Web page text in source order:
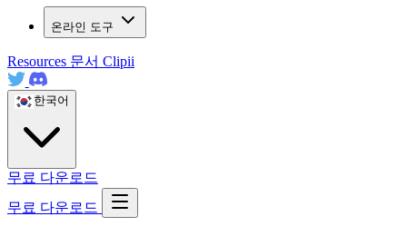
온라인 도구
Resources 문서 Clipii
한국어
무료 다운로드
무료 다운로드